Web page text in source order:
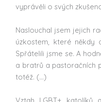
vyprávěli o svých
Naslouchal jsem jejich
úzkostem, které někdy
Spřátelili jsme se. A
a bratrů a pastoračních
totéž. (…)